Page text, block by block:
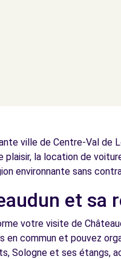
ville de Centre-Val
la location de
environnante sans
et sa
votre visite de
en commun et pouvez
Sologne et ses étangs,